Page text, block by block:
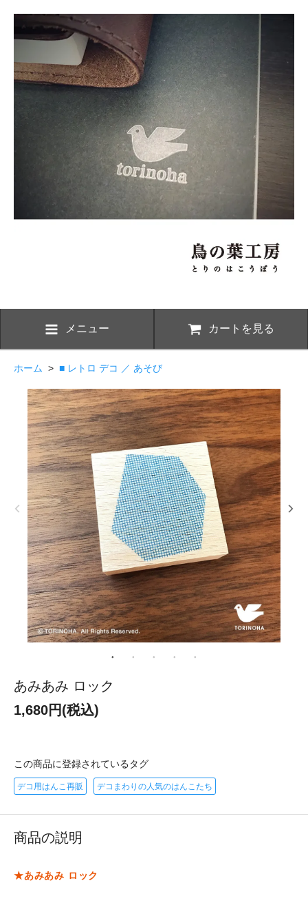
メニュー カートを見る
ホーム > ■ レトロ デコ ／ あそび
あみあみ ロック
1,680円(税込)
この商品に登録されているタグ
デコ用はんこ再販 デコまわりの人気のはんこたち
商品の説明
★あみあみ ロック